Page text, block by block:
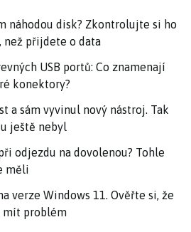
náhodou disk? Zkontrolujte si ho
než přijdete o data
USB portů: Co znamenají
konektory?
a sám vyvinul nový nástroj. Tak
ještě nebyl
odjezdu na dovolenou? Tohle
měli
verze Windows 11. Ověřte si, že
mít problém